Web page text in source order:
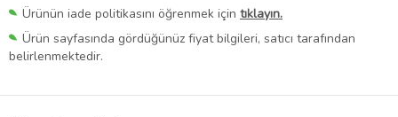
Ürünün iade politikasını öğrenmek için tıklayın.
Ürün sayfasında gördüğünüz fiyat bilgileri, satıcı tarafından
belirlenmektedir.